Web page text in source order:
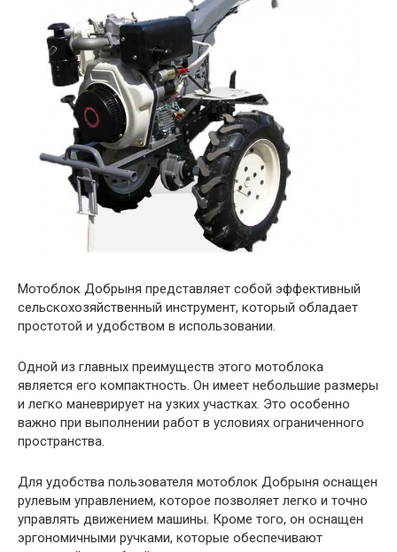
Мотоблок Добрыня представляет собой эффективный
сельскохозяйственный инструмент, который обладает
простотой и удобством в использовании.
Одной из главных преимуществ этого мотоблока
является его компактность. Он имеет небольшие размеры
и легко маневрирует на узких участках. Это особенно
важно при выполнении работ в условиях ограниченного
пространства.
Для удобства пользователя мотоблок Добрыня оснащен
рулевым управлением, которое позволяет легко и точно
управлять движением машины. Кроме того, он оснащен
эргономичными ручками, которые обеспечивают